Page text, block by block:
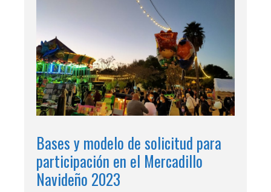
Bases y modelo de solicitud para
participación en el Mercadillo
Navideño 2023